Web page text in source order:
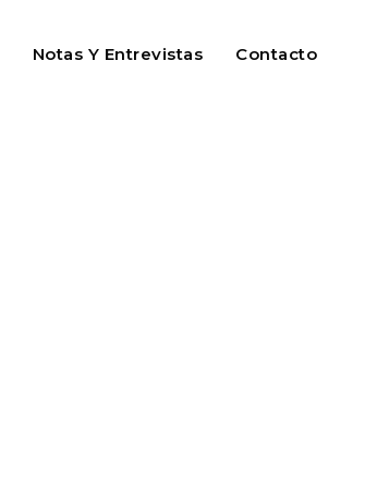
Notas Y Entrevistas Contacto